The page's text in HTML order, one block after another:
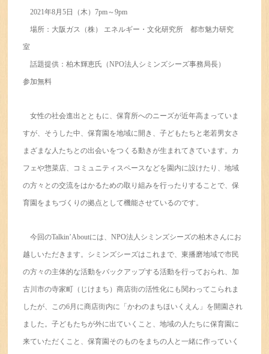
2021年8月5日（木）7pm～9pm
場所：大阪ガス（株） エネルギー・文化研究所 都市魅力研究
室
話題提供：柏木輝恵氏（NPO法人シミンズシーズ事務局長）
参加無料
女性の社会進出とともに、保育所へのニーズが近年高まっていま
すが、そうした中、保育園を地域に開き、子どもたちと老若男女さ
まざまな人たちとの出会いをつくる動きが生まれてきています。カ
フェや惣菜店、コミュニティスペースなどを園内に設けたり、地域
の方々との交流をはかるための取り組みを行ったりすることで、保
育園をまちづくりの拠点として機能させているのです。
今回のTalkin’Aboutには、NPO法人シミンズシーズの柏木さんにお
越しいただきます。シミンズシーズはこれまで、東播磨地域で市民
の方々の主体的な活動をバックアップする活動を行っておられ、加
古川市の寺家町（じけまち）商店街の活性化にも関わってこられま
したが、この6月に商店街内に「かわのまちほいくえん」を開園され
ました。子どもたちが外に出ていくこと、地域の人たちに保育園に
来ていただくこと、保育園そのものをまちの人と一緒に作っていく